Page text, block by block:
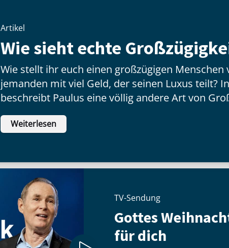
Artikel
Wie sieht echte
Wie stellt ihr euch einen großzügigen Menschen
jemanden mit viel Geld, der seinen Luxus teilt?
beschreibt Paulus eine völlig andere Art von
hat wenig zu tun mit dem, was jemand besitzt,
inneren Haltung:
Weiterlesen
TV-Sendung
Gottes
für dich